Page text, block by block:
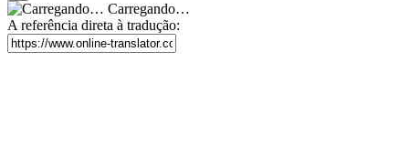
Carregando…
A referência direta à tradução: